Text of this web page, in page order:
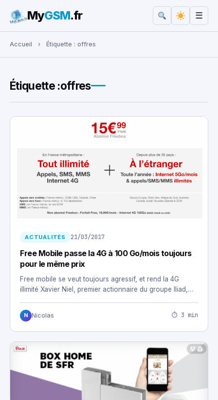
Rechercher :
MyGSM.fr ☰
Accueil › Étiquette : offres
Étiquette :offres
ACTUALITÉS 21/03/2017
Free Mobile passe la 4G à 100 Go/mois toujours
pour le même prix
Free mobile se veut toujours agressif, et rend la 4G
illimité Xavier Niel, premier actionnaire du groupe Iliad,…
N Nicolas ⏱ 3 min